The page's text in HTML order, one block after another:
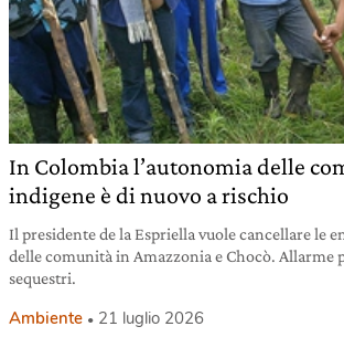
In Colombia l’autonomia delle
indigene è di nuovo a rischio
Il presidente de la Espriella vuole cancellare le
delle comunità in Amazzonia e Chocò. Allarme
sequestri.
Ambiente 21 luglio 2026